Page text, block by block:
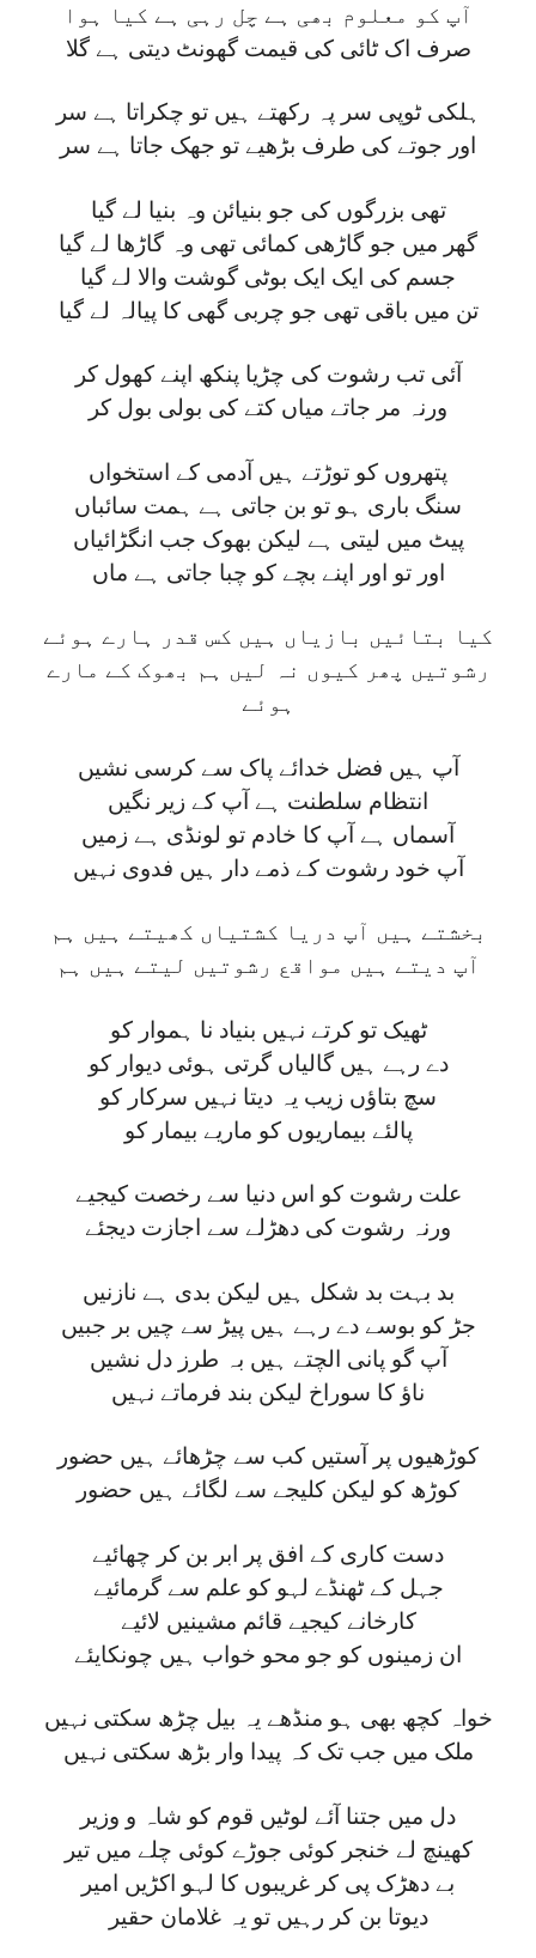
آپ کو معلوم بھی ہے چل رہی ہے کیا ہوا
صرف اک ٹائی کی قیمت گھونٹ دیتی ہے گلا
ہلکی ٹوپی سر پہ رکھتے ہیں تو چکراتا ہے سر
اور جوتے کی طرف بڑھیے تو جھک جاتا ہے سر
تھی بزرگوں کی جو بنیائن وہ بنیا لے گیا
گھر میں جو گاڑھی کمائی تھی وہ گاڑھا لے گیا
جسم کی ایک ایک بوٹی گوشت والا لے گیا
تن میں باقی تھی جو چربی گھی کا پیالہ لے گیا
آئی تب رشوت کی چڑیا پنکھ اپنے کھول کر
ورنہ مر جاتے میاں کتے کی بولی بول کر
پتھروں کو توڑتے ہیں آدمی کے استخواں
سنگ باری ہو تو بن جاتی ہے ہمت سائباں
پیٹ میں لیتی ہے لیکن بھوک جب انگڑائیاں
اور تو اور اپنے بچے کو چبا جاتی ہے ماں
کیا بتائیں بازیاں ہیں کس قدر ہارے ہوئے
رشوتیں پھر کیوں نہ لیں ہم بھوک کے مارے
ہوئے
آپ ہیں فضل خدائے پاک سے کرسی نشیں
انتظام سلطنت ہے آپ کے زیر نگیں
آسماں ہے آپ کا خادم تو لونڈی ہے زمیں
آپ خود رشوت کے ذمے دار ہیں فدوی نہیں
بخشتے ہیں آپ دریا کشتیاں کھیتے ہیں ہم
آپ دیتے ہیں مواقع رشوتیں لیتے ہیں ہم
ٹھیک تو کرتے نہیں بنیاد نا ہموار کو
دے رہے ہیں گالیاں گرتی ہوئی دیوار کو
سچ بتاؤں زیب یہ دیتا نہیں سرکار کو
پالئے بیماریوں کو ماریے بیمار کو
علت رشوت کو اس دنیا سے رخصت کیجیے
ورنہ رشوت کی دھڑلے سے اجازت دیجئے
بد بہت بد شکل ہیں لیکن بدی ہے نازنیں
جڑ کو بوسے دے رہے ہیں پیڑ سے چیں بر جبیں
آپ گو پانی الچتے ہیں بہ طرز دل نشیں
ناؤ کا سوراخ لیکن بند فرماتے نہیں
کوڑھیوں پر آستیں کب سے چڑھائے ہیں حضور
کوڑھ کو لیکن کلیجے سے لگائے ہیں حضور
دست کاری کے افق پر ابر بن کر چھائیے
جہل کے ٹھنڈے لہو کو علم سے گرمائیے
کارخانے کیجیے قائم مشینیں لائیے
ان زمینوں کو جو محو خواب ہیں چونکایئے
خواہ کچھ بھی ہو منڈھے یہ بیل چڑھ سکتی نہیں
ملک میں جب تک کہ پیدا وار بڑھ سکتی نہیں
دل میں جتنا آئے لوٹیں قوم کو شاہ و وزیر
کھینچ لے خنجر کوئی جوڑے کوئی چلے میں تیر
بے دھڑک پی کر غریبوں کا لہو اکڑیں امیر
دیوتا بن کر رہیں تو یہ غلامان حقیر